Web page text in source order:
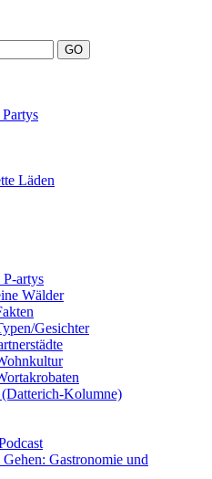
Läden
artys
Wälder
Gesichter
Kolumne)
Gastronomie und